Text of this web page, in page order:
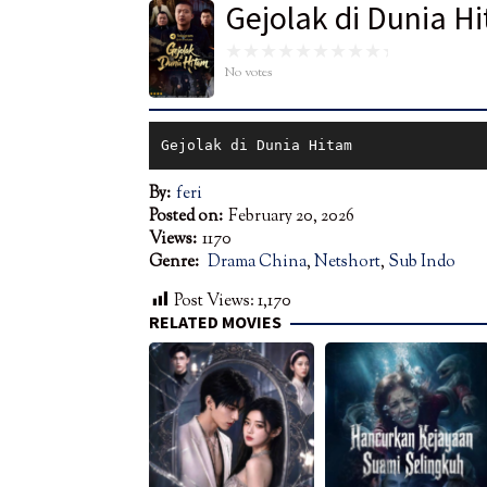
Gejolak di Dunia
No votes
Gejolak di Dunia Hitam
By: feri
Posted on: February 20, 2026
Views: 1170
Genre: Drama China,Netshort, Sub Indo
Post Views:1,170
RELATED MOVIES